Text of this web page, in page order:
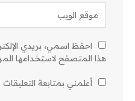
احفظ اسمي، بريدي
هذا المتصفح لاستخدامها
أعلمني بمتابعة التعليقات